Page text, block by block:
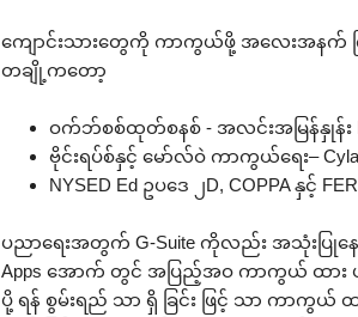
ကျောင်းသားတွေကို ကာကွယ်ဖို့ အလေးအန
တချို့ကတော့
ဝက်ဘ်စစ်ထုတ်စနစ် - အလင်းအမြန်နှုန်း
ဗိုင်းရပ်စ်နှင့် မော်လ်ဝဲ ကာကွယ်ရေး–
NYSED Ed ဥပဒေ ၂D, COPPA နှင့်
ပညာရေးအတွက် G-Suite ကိုလည်း အသုံးပြု
Apps အောက် တွင် အပြည့်အဝ ကာကွယ် ထား ပ
ပို့ ရန် စွမ်းရည် သာ ရှိ ခြင်း ဖြင့် သာ ကာ